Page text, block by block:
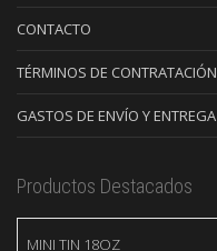
CONTACTO
TÉRMINOS DE CONTRATACIÓN
GASTOS DE ENVÍO Y ENTREGA
Productos Destacados
MINI TIN 18OZ